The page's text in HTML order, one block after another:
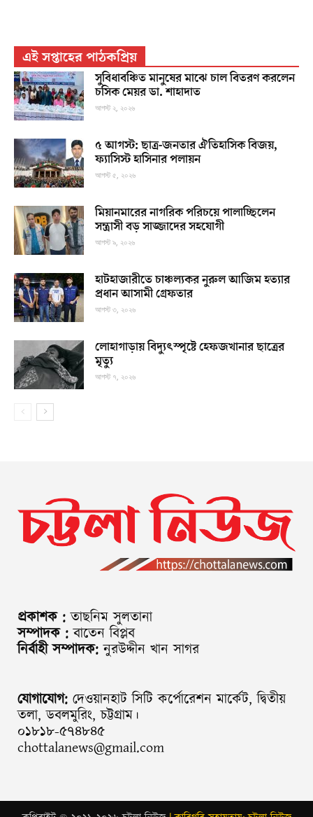
এই সপ্তাহের পাঠকপ্রিয়
সুবিধাবঞ্চিত মানুষের মাঝে চাল বিতরণ করলেন
চসিক মেয়র ডা. শাহাদাত
আগস্ট ২, ২০২৬
৫ আগস্ট: ছাত্র-জনতার ঐতিহাসিক বিজয়,
ফ্যাসিস্ট হাসিনার পলায়ন
আগস্ট ৫, ২০২৬
মিয়ানমারের নাগরিক পরিচয়ে পালাচ্ছিলেন
সন্ত্রাসী বড় সাজ্জাদের সহযোগী
আগস্ট ৯, ২০২৬
হাটহাজারীতে চাঞ্চল্যকর নুরুল আজিম হত্যার
প্রধান আসামী গ্রেফতার
আগস্ট ৩, ২০২৬
লোহাগাড়ায় বিদ্যুৎস্পৃষ্টে হেফজখানার ছাত্রের
মৃত্যু
আগস্ট ৭, ২০২৬
প্রকাশক : তাছনিম সুলতানা
সম্পাদক : বাতেন বিপ্লব
নির্বাহী সম্পাদক: নুরউদ্দীন খান সাগর
যোগাযোগ: দেওয়ানহাট সিটি কর্পোরেশন মার্কেট, দ্বিতীয়
তলা, ডবলমুরিং, চট্টগ্রাম।
০১৮১৮-৫৭৪৮৪৫
chottalanews@gmail.com